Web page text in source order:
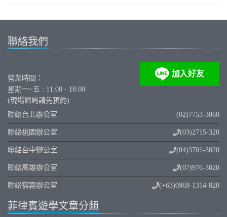
聯絡我們
營業時間：
星期一~五 : 11:00 - 18:00
(現場諮詢請先預約)
聯絡台北辦公室
(02)7753-3060
聯絡桃園辦公室 (03)2715-320
聯絡台中辦公室 (04)3701-3020
聯絡高雄辦公室 (07)976-3020
聯絡宿霧辦公室 (+63)0969-1314-820
菲律賓遊學文章分類